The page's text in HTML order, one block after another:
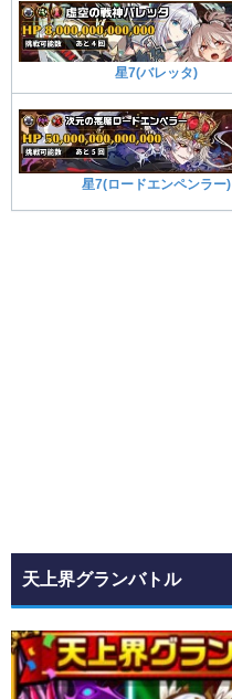
星7(バレッタ)
星7(ロードエンペンラー)
天上界グランバトル